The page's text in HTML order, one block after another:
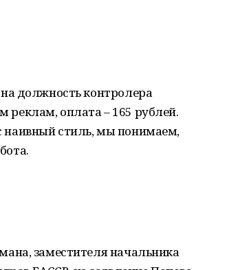
должность контролера
реклам, оплата – 165 рублей.
наивный стиль, мы понимаем,
заместителя начальника